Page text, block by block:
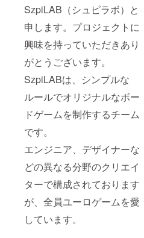
SzpiLAB（シュピラボ）と
申します。プロジェクトに
興味を持っていただきあり
がとうございます。
SzpiLABは、シンプルな
ルールでオリジナルなボー
ドゲームを制作するチーム
です。
エンジニア、デザイナーな
どの異なる分野のクリエイ
ターで構成されております
が、全員ユーロゲームを愛
しています。